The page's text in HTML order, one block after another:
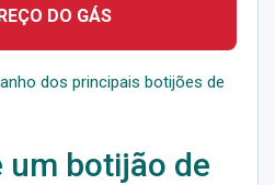
DO GÁS
dos principais botijões de
um botijão de